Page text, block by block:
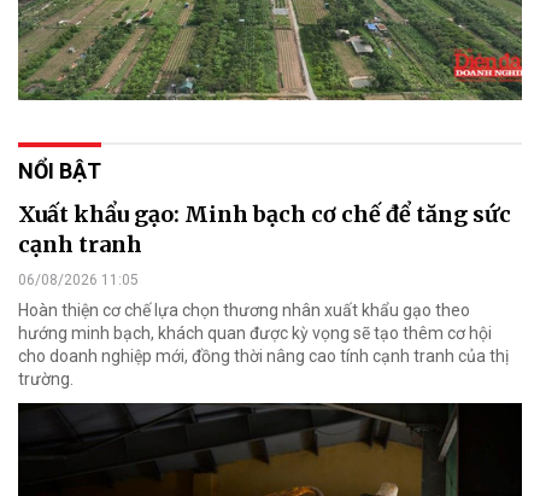
NỔI BẬT
Xuất khẩu gạo: Minh bạch cơ chế để tăng sức
cạnh tranh
06/08/2026 11:05
Hoàn thiện cơ chế lựa chọn thương nhân xuất khẩu gạo theo
hướng minh bạch, khách quan được kỳ vọng sẽ tạo thêm cơ hội
cho doanh nghiệp mới, đồng thời nâng cao tính cạnh tranh của thị
trường.